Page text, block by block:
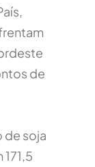
de
de soja